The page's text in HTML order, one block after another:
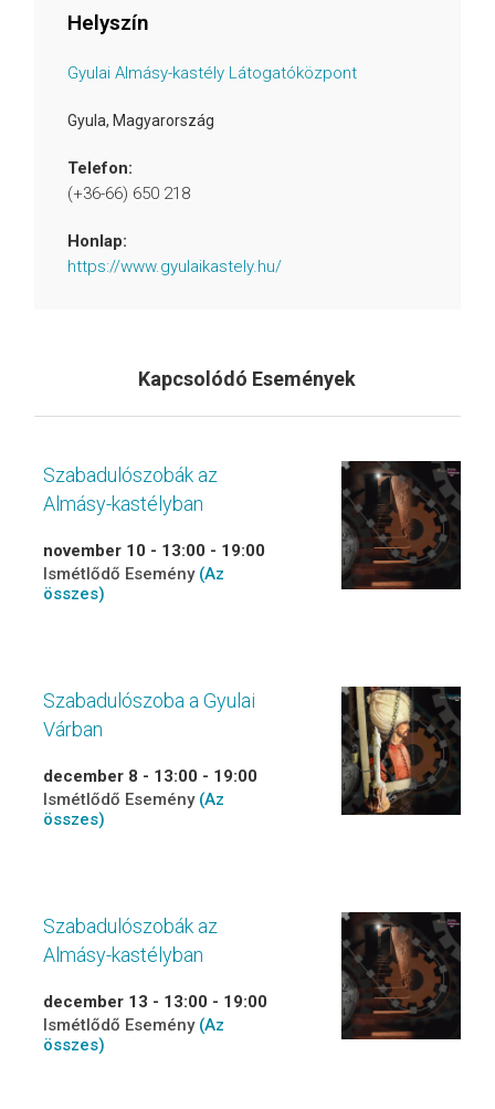
Helyszín
Gyulai Almásy-kastély Látogatóközpont
Gyula, Magyarország
Telefon:
(+36-66) 650 218
Honlap:
https://www.gyulaikastely.hu/
Kapcsolódó Események
Szabadulószobák az
Almásy-kastélyban
november 10 - 13:00 - 19:00
Ismétlődő Esemény (Az
összes)
Szabadulószoba a Gyulai
Várban
december 8 - 13:00 - 19:00
Ismétlődő Esemény (Az
összes)
Szabadulószobák az
Almásy-kastélyban
december 13 - 13:00 - 19:00
Ismétlődő Esemény (Az
összes)